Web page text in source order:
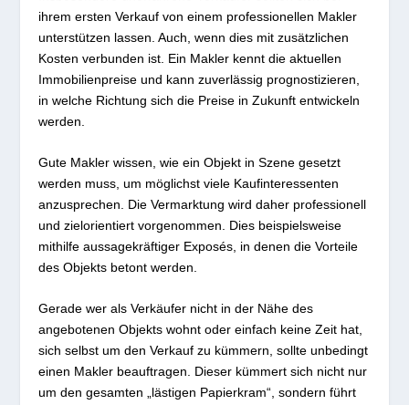
ihrem ersten Verkauf von einem professionellen Makler
unterstützen lassen. Auch, wenn dies mit zusätzlichen
Kosten verbunden ist. Ein Makler kennt die aktuellen
Immobilienpreise und kann zuverlässig prognostizieren,
in welche Richtung sich die Preise in Zukunft entwickeln
werden.
Gute Makler wissen, wie ein Objekt in Szene gesetzt
werden muss, um möglichst viele Kaufinteressenten
anzusprechen. Die Vermarktung wird daher professionell
und zielorientiert vorgenommen. Dies beispielsweise
mithilfe aussagekräftiger Exposés, in denen die Vorteile
des Objekts betont werden.
Gerade wer als Verkäufer nicht in der Nähe des
angebotenen Objekts wohnt oder einfach keine Zeit hat,
sich selbst um den Verkauf zu kümmern, sollte unbedingt
einen Makler beauftragen. Dieser kümmert sich nicht nur
um den gesamten „lästigen Papierkram“, sondern führt